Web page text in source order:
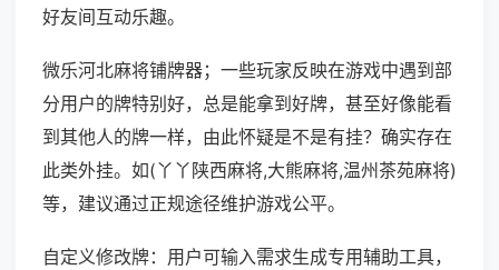
好友间互动乐趣。
微乐河北麻将铺牌器；一些玩家反映在游戏中遇到部
分用户的牌特别好，总是能拿到好牌，甚至好像能看
到其他人的牌一样，由此怀疑是不是有挂？确实存在
此类外挂。如(丫丫陕西麻将,大熊麻将,温州茶苑麻将)
等，建议通过正规途径维护游戏公平。
自定义修改牌：用户可输入需求生成专用辅助工具，